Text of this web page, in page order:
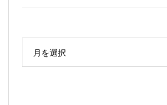
月を選択